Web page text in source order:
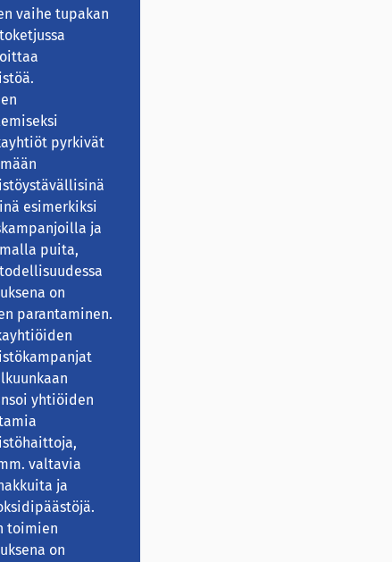
vaihe tupakan
pyrkivät
esimerkiksi
ja
puita,
on
parantaminen.
yhtiöiden
valtavia
ja
toimien
on